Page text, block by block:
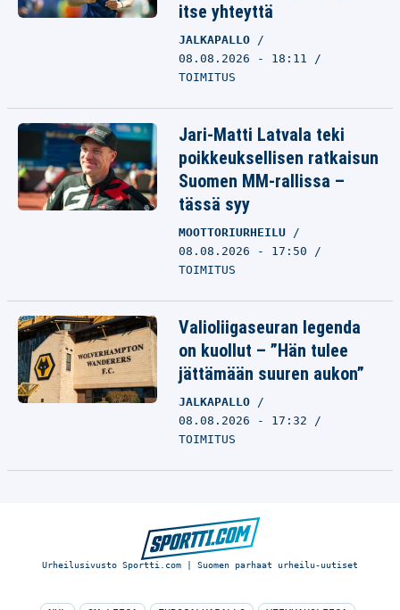
itse yhteyttä
JALKAPALLO
08.08.2026 - 18:11
TOIMITUS
Jari-Matti Latvala teki
poikkeuksellisen ratkaisun
Suomen MM-rallissa –
tässä syy
MOOTTORIURHEILU
08.08.2026 - 17:50
TOIMITUS
Valioliigaseuran legenda
on kuollut – ”Hän tulee
jättämään suuren aukon”
JALKAPALLO
08.08.2026 - 17:32
TOIMITUS
Urheilusivusto Sportti.com | Suomen parhaat urheilu-uutiset